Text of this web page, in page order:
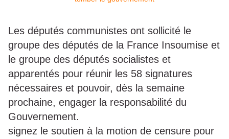
Les députés communistes ont sollicité le
groupe des députés de la France Insoumise et
le groupe des députés socialistes et
apparentés pour réunir les 58 signatures
nécessaires et pouvoir, dès la semaine
prochaine, engager la responsabilité du
Gouvernement.
signez le soutien à la motion de censure pour